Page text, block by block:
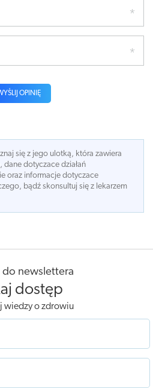
OPINIĘ
się z jego ulotką, która zawiera
dotyczace działań
oraz informacje dotyczace
bądź skonsultuj się z lekarzem
do newslettera
dostęp
wiedzy o zdrowiu